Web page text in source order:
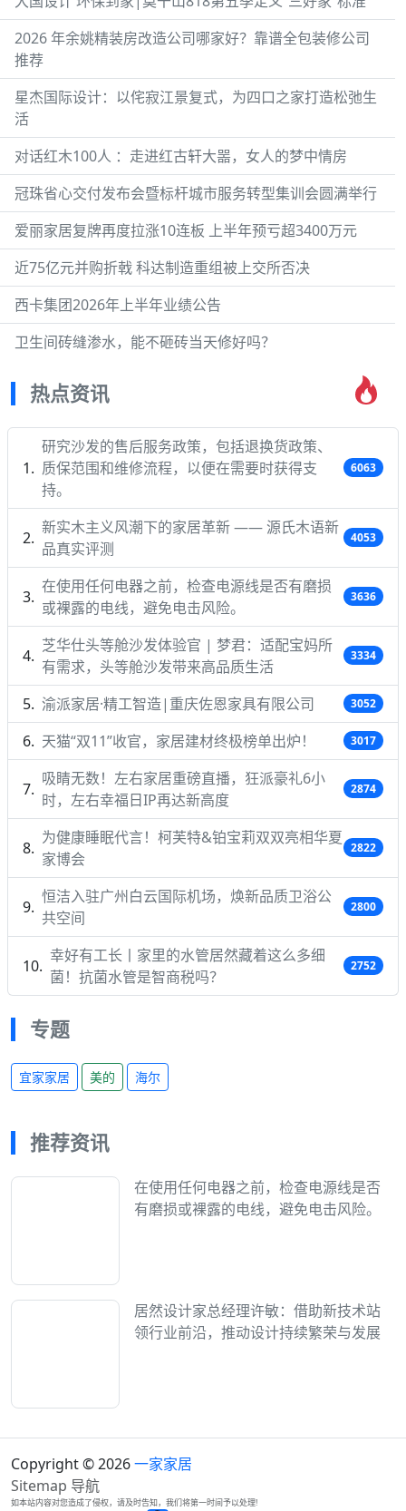
2026 年余姚精装房改造公司哪家好？靠谱全包装修公司
推荐
星杰国际设计：以侘寂江景复式，为四口之家打造松弛生
活
对话红木100人 ：走进红古轩大噐，女人的梦中情房
冠珠省心交付发布会暨标杆城市服务转型集训会圆满举行
爱丽家居复牌再度拉涨10连板 上半年预亏超3400万元
近75亿元并购折戟 科达制造重组被上交所否决
西卡集团2026年上半年业绩公告
卫生间砖缝渗水，能不砸砖当天修好吗？
热点资讯
研究沙发的售后服务政策，包括退换货政策、
质保范围和维修流程，以便在需要时获得支
持。
6063
新实木主义风潮下的家居革新 —— 源氏木语新
品真实评测
4053
在使用任何电器之前，检查电源线是否有磨损
或裸露的电线，避免电击风险。
3636
芝华仕头等舱沙发体验官 | 梦君：适配宝妈所
有需求，头等舱沙发带来高品质生活
3334
渝派家居·精工智造|重庆佐恩家具有限公司 3052
天猫“双11”收官，家居建材终极榜单出炉！ 3017
吸睛无数！左右家居重磅直播，狂派豪礼6小
时，左右幸福日IP再达新高度
2874
为健康睡眠代言！柯芙特&铂宝莉双双亮相华夏
家博会
2822
恒洁入驻广州白云国际机场，焕新品质卫浴公
共空间
2800
幸好有工长丨家里的水管居然藏着这么多细
菌！抗菌水管是智商税吗？
2752
专题
宜家家居 美的 海尔
推荐资讯
在使用任何电器之前，检查电源线是否
有磨损或裸露的电线，避免电击风险。
居然设计家总经理许敏：借助新技术站
领行业前沿，推动设计持续繁荣与发展
Copyright © 2026一家家居
Sitemap 导航
如本站内容对您造成了侵权，请及时告知，我们将第一时间予以处理!